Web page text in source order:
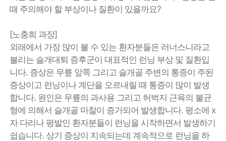
때 주의해야 할 부상이나 질환이 있을까요?
[노충희 과장]
외래에서 가장 많이 볼 수 있는 환자분들은 러너스니라고
불리는 슬개대퇴 증후군이 대표적인 런닝 부상 및 질환입
니다. 증상은 무릎 앞쪽 그리고 슬개골 주변의 통증이 주된
증상이고 런닝이나 계단을 오르내릴 때 통증이 많이 발생
합니다. 원인은 무릎의 과사용 그리고 허벅지 근육의 불균
형에 의해서 슬개골 마찰이 증가되어 발생합니다. 평소에 x
자 다리나 평발인 환자분들이 런닝을 시작하면서 발생하기
쉽습니다. 상기 증상이 지속되는데 계속적으로 런닝을 하